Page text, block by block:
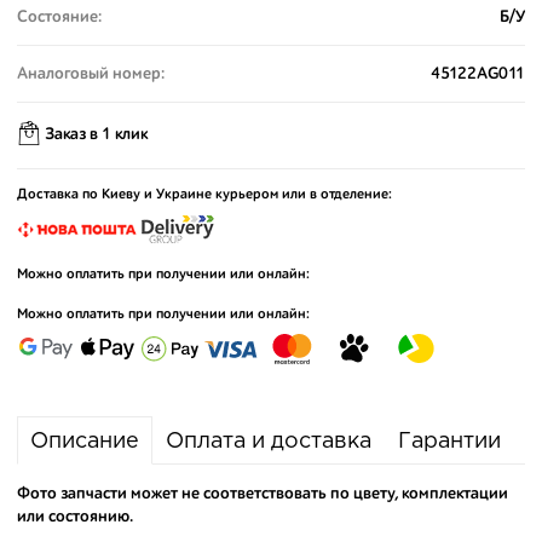
Состояние: Б/У
Аналоговый номер: 45122AG011
Заказ в 1 клик
Доставка по Киеву и Украине курьером или в отделение:
Можно оплатить при получении или онлайн:
Можно оплатить при получении или онлайн:
Описание Оплата и доставка Гарантии
Фото запчасти может не соответствовать по цвету, комплектации
или состоянию.